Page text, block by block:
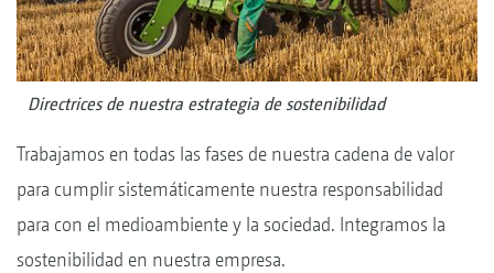
Directrices de nuestra estrategia de sostenibilidad
Trabajamos en todas las fases de nuestra cadena de valor
para cumplir sistemáticamente nuestra responsabilidad
para con el medioambiente y la sociedad. Integramos la
sostenibilidad en nuestra empresa.